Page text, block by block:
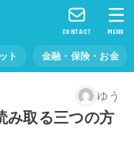
ト 金融・保険・お金
CONTACT MENU
ゆう
み取る三つの方